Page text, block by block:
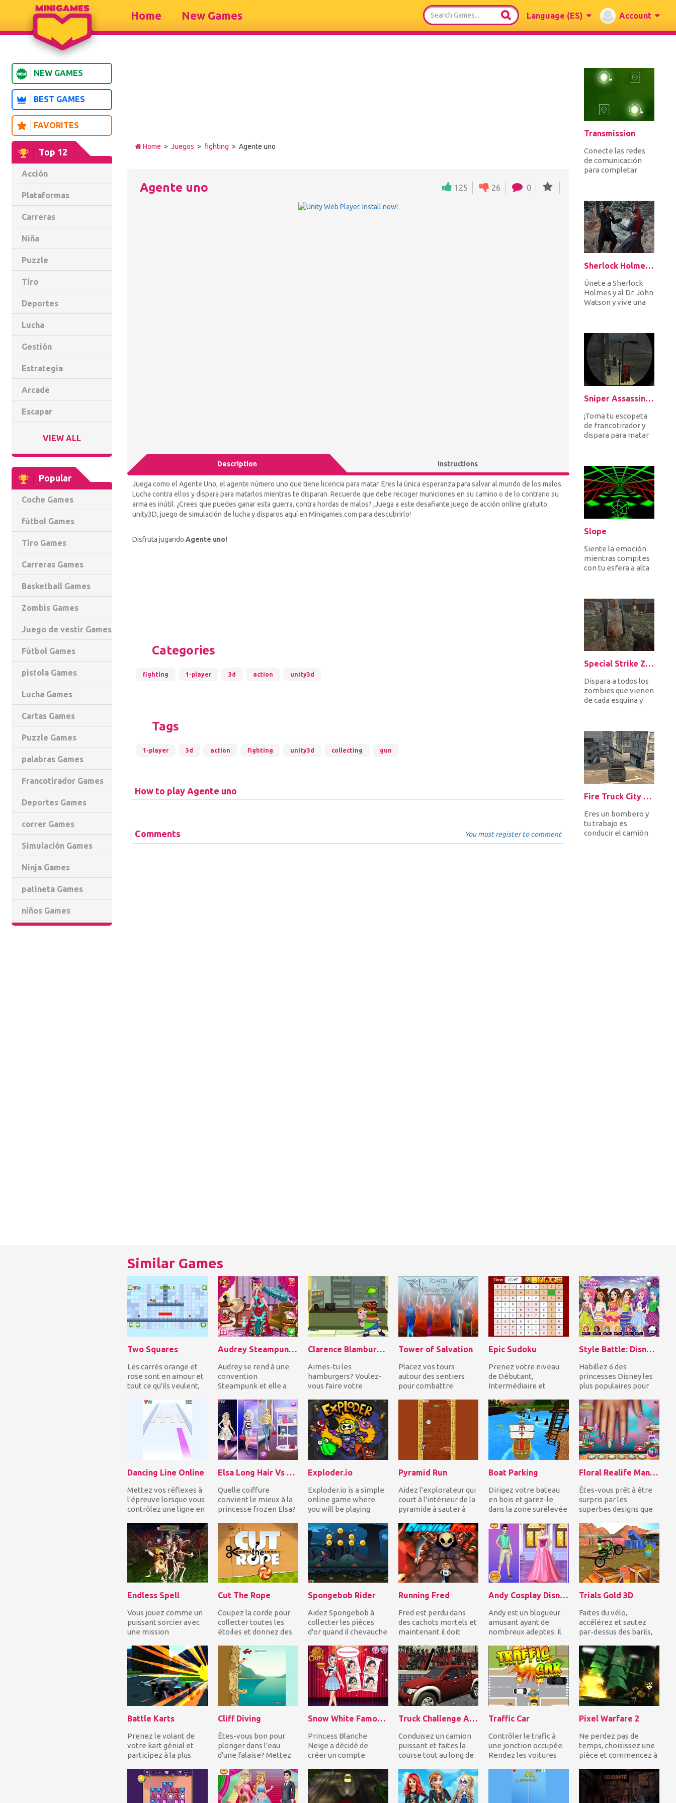
Language (ES) Account
Home New Games
NEW GAMES
BEST GAMES
FAVORITES
Top 12
Acción
Plataformas
Carreras
Niña
Puzzle
Tiro
Deportes
Lucha
Gestión
Estrategia
Arcade
Escapar
VIEW ALL
Popular
Coche Games
fútbol Games
Tiro Games
Carreras Games
Basketball Games
Zombis Games
Juego de vestir Games
Fútbol Games
pistola Games
Lucha Games
Cartas Games
Puzzle Games
palabras Games
Francotirador Games
Deportes Games
correr Games
Simulación Games
Ninja Games
patineta Games
niños Games
Home > Juegos > fighting > Agente uno
Agente uno 125 26 0
Description Instructions
Juega como el Agente Uno, el agente número uno que tiene licencia para matar. Eres la única esperanza para salvar al mundo de los malos.
Lucha contra ellos y dispara para matarlos mientras te disparan. Recuerde que debe recoger municiones en su camino o de lo contrario su
arma es inútil. ¿Crees que puedes ganar esta guerra, contra hordas de malos? ¡Juega a este desafiante juego de acción online gratuito
unity3D, juego de simulación de lucha y disparos aquí en Minigames.com para descubrirlo!
Disfruta jugando Agente uno!
Categories
fighting 1-player 3d action unity3d
Tags
1-player 3d action fighting unity3d collecting gun
How to play Agente uno
Comments You must register to comment
Transmission
Conecte las redes
de comunicación
para completar
receptore...
Sherlock Holmes 2: A Game of Shadows Checkmate
Únete a Sherlock
Holmes y al Dr. John
Watson y vive una
Sniper Assassin: Zombies
¡Toma tu escopeta
de francotirador y
dispara para matar
Slope
Siente la emoción
mientras compites
con tu esfera a alta
Special Strike Zombies
Dispara a todos los
zombies que vienen
de cada esquina y
primero. Des...
Fire Truck City Driving Sim
Eres un bombero y
tu trabajo es
conducir el camión
Similar Games
Two Squares
Les carrés orange et
rose sont en amour et
tout ce qu'ils veulent,
Guidez les...
Audrey Steampunk Fashion
Audrey se rend à une
convention
Steampunk et elle a
main pour se
métamorphoser!...
Clarence Blamburger
Aimes-tu les
hamburgers? Voulez-
vous faire votre
et dégoûts? Alors
Clarence!...
Tower of Salvation
Placez vos tours
autour des sentiers
pour combattre
Utilisez un arsenal de
Epic Sudoku
Prenez votre niveau
de Débutant,
Intermédiaire et
les cases vides avec les
nom...
Style Battle: Disney Princesses
Habillez 6 des
princesses Disney les
plus populaires pour
Inspirez-vous des...
Dancing Line Online
Mettez vos réflexes à
l'épreuve lorsque vous
contrôlez une ligne en
devez constam...
Elsa Long Hair Vs Short Hair Fashion
Quelle coiffure
convient le mieux à la
princesse frozen Elsa?
longues et courts...
Exploder.io
Exploder.io is a simple
online game where
you will be playing
server. It’s a ga...
Pyramid Run
Aidez l'explorateur qui
court à l'intérieur de la
pyramide à sauter à
Boat Parking
Dirigez votre bateau
en bois et garez-le
dans la zone surélevée
les autres e...
Floral Realife Manicure
Êtes-vous prêt à être
surpris par les
superbes designs que
dans le jeu Floral Rea...
Endless Spell
Vous jouez comme un
puissant sorcier avec
une mission
fermer les trois
portails prè...
Cut The Rope
Coupez la corde pour
collecter toutes les
étoiles et donnez des
pour compléter chaq...
Spongebob Rider
Aidez Spongebob à
collecter les pièces
d'or quand il chevauche
l'eau! Mais vo...
Running Fred
Fred est perdu dans
des cachots mortels et
maintenant il doit
Pouvez-vous l'...
Andy Cosplay Disney Princesses
Andy est un blogueur
amusant ayant de
nombreux adeptes. Il
adeptes, il va cospla...
Trials Gold 3D
Faites du vélo,
accélérez et sautez
par-dessus des barils,
d'obstacles impres...
Battle Karts
Prenez le volant de
votre kart génial et
participez à la plus
kart de combat d...
Cliff Diving
Êtes-vous bon pour
plonger dans l'eau
d'une falaise? Mettez
plongée à l'épreuve...
Snow White Famous On Snapchat
Princess Blanche
Neige a décidé de
créer un compte
meilleur ami, Frozen
Elsa, a su...
Truck Challenge Arena 3D
Conduisez un camion
puissant et faites la
course tout au long de
dérivant et en...
Traffic Car
Contrôler le trafic à
une jonction occupée.
Rendez les voitures
éviter les collisi...
Pixel Warfare 2
Ne perdez pas de
temps, choisissez une
pièce et commencez à
autres joueurs en